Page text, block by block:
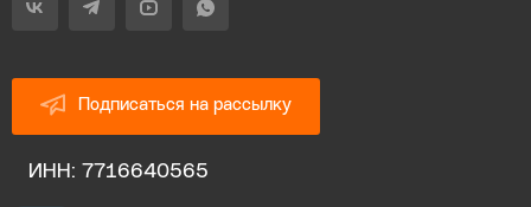
Подписаться на рассылку
ИНН: 7716640565